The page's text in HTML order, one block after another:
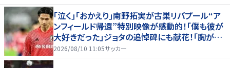
｢泣く｣｢おかえり｣南野拓実が古巣リバプール“ア
ンフィールド帰還”特別映像が感動的！｢僕も彼が
大好きだった｣ジョタの追悼碑にも献花！｢胸が熱
くなります…｣
2026/08/10 11:05サッカー